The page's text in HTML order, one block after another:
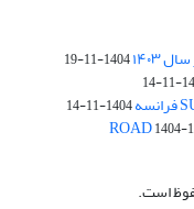
1404-11-19
1404-11-14
1404-
است.